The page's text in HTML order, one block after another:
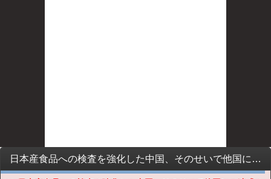
日本産食品への検査を強化した中国、そのせいで他国にも迷惑をかけまくる皮肉な事態になった模様